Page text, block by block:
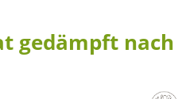
gedämpft nach